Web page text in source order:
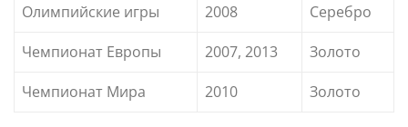
Олимпийские игры
2008
Серебро
Чемпионат Европы
2007, 2013
Золото
Чемпионат Мира
2010 Золото